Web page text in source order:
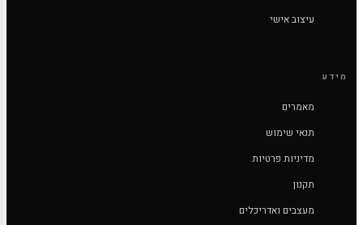
עיצוב אישי
מידע
מאמרים
תנאי שימוש
מדיניות פרטיות
תקנון
מעצבים ואדריכלים